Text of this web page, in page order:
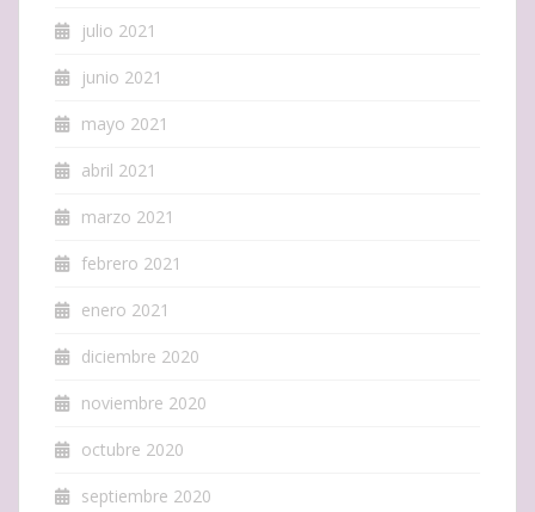
julio 2021
junio 2021
mayo 2021
abril 2021
marzo 2021
febrero 2021
enero 2021
diciembre 2020
noviembre 2020
octubre 2020
septiembre 2020